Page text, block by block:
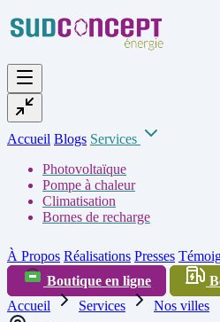
Accueil Blogs Services
Photovoltaïque
Pompe à chaleur
Climatisation
Bornes de recharge
À Propos Réalisations Presses
Boutique en ligne
Accueil
Services Nos villes